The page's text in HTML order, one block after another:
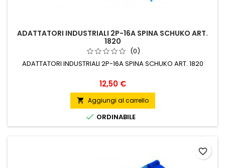
ADATTATORI INDUSTRIALI 2P-16A SPINA SCHUKO ART.
1820
(0)
ADATTATORI INDUSTRIALI 2P-16A SPINA SCHUKO ART. 1820
Prezzo
12,50 €
 Aggiungi al carrello
 ORDINABILE
favorite_border